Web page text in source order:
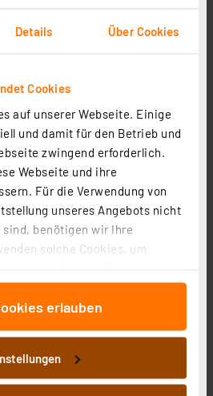
Details Über Cookies
Cookies
auf unserer Webseite. Einige
und damit für den Betrieb und
zwingend erforderlich.
Webseite und ihre
Für die Verwendung von
unseres Angebots nicht
benötigen wir Ihre
solche Cookies, um
zu können und die Zugriffe
analysieren. Außerdem geben
Verwendung unserer Website
Medien, Werbung und
Partner führen diese
mit weiteren Daten
erlauben
43.52 CHF
Statt
inkl. MwSt.
Informationen zu Versandkosten